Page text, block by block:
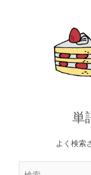
content
単
よく検索